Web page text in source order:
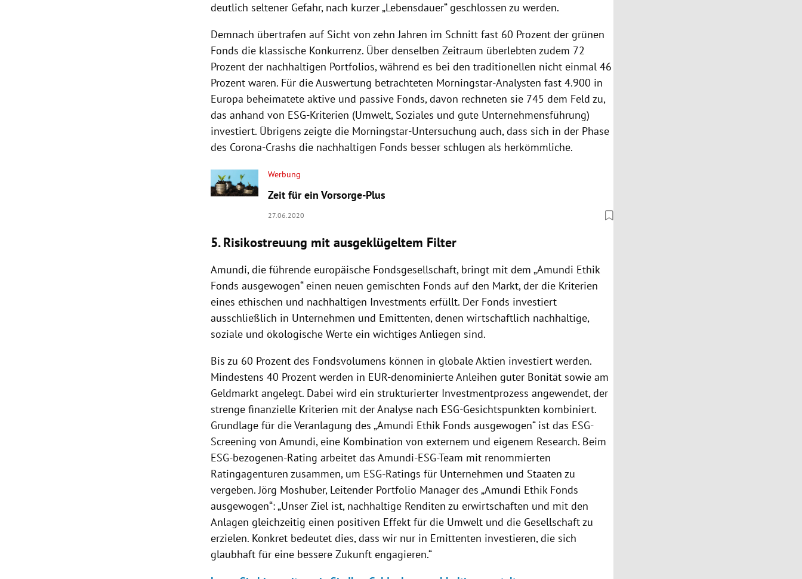
deutlich seltener Gefahr, nach kurzer „Lebensdauer“ geschlossen zu werden.
Demnach übertrafen auf Sicht von zehn Jahren im Schnitt fast 60 Prozent der grünen
Fonds die klassische Konkurrenz. Über denselben Zeitraum überlebten zudem 72
Prozent der nachhaltigen Portfolios, während es bei den traditionellen nicht einmal 46
Prozent waren. Für die Auswertung betrachteten Morningstar-Analysten fast 4.900 in
Europa beheimatete aktive und passive Fonds, davon rechneten sie 745 dem Feld zu,
das anhand von ESG-Kriterien (Umwelt, Soziales und gute Unternehmensführung)
investiert. Übrigens zeigte die Morningstar-Untersuchung auch, dass sich in der Phase
des Corona-Crashs die nachhaltigen Fonds besser schlugen als herkömmliche.
Werbung
Zeit für ein Vorsorge-Plus
27.06.2020
5. Risikostreuung mit ausgeklügeltem Filter
Amundi, die führende europäische Fondsgesellschaft, bringt mit dem „Amundi Ethik
Fonds ausgewogen“ einen neuen gemischten Fonds auf den Markt, der die Kriterien
eines ethischen und nachhaltigen Investments erfüllt. Der Fonds investiert
ausschließlich in Unternehmen und Emittenten, denen wirtschaftlich nachhaltige,
soziale und ökologische Werte ein wichtiges Anliegen sind.
Bis zu 60 Prozent des Fondsvolumens können in globale Aktien investiert werden.
Mindestens 40 Prozent werden in EUR-denominierte Anleihen guter Bonität sowie am
Geldmarkt angelegt. Dabei wird ein strukturierter Investmentprozess angewendet, der
strenge finanzielle Kriterien mit der Analyse nach ESG-Gesichtspunkten kombiniert.
Grundlage für die Veranlagung des „Amundi Ethik Fonds ausgewogen“ ist das ESG-
Screening von Amundi, eine Kombination von externem und eigenem Research. Beim
ESG-bezogenen-Rating arbeitet das Amundi-ESG-Team mit renommierten
Ratingagenturen zusammen, um ESG-Ratings für Unternehmen und Staaten zu
vergeben. Jörg Moshuber, Leitender Portfolio Manager des „Amundi Ethik Fonds
ausgewogen“: „Unser Ziel ist, nachhaltige Renditen zu erwirtschaften und mit den
Anlagen gleichzeitig einen positiven Effekt für die Umwelt und die Gesellschaft zu
erzielen. Konkret bedeutet dies, dass wir nur in Emittenten investieren, die sich
glaubhaft für eine bessere Zukunft engagieren.“